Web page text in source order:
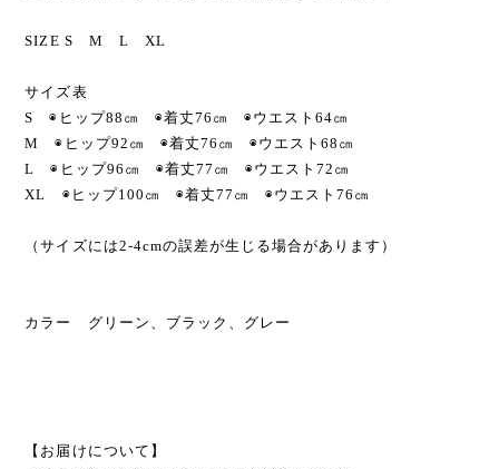
SIZE S M L XL
サイズ表
S ◉ヒップ88㎝ ◉着丈76㎝ ◉ウエスト64㎝
M ◉ヒップ92㎝ ◉着丈76㎝ ◉ウエスト68㎝
L ◉ヒップ96㎝ ◉着丈77㎝ ◉ウエスト72㎝
XL ◉ヒップ100㎝ ◉着丈77㎝ ◉ウエスト76㎝
（サイズには2-4cmの誤差が生じる場合があります）
カラー グリーン、ブラック、グレー
【お届けについて】